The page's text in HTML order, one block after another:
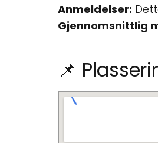
Anmeldelser:
Gjennomsnittlig
📌